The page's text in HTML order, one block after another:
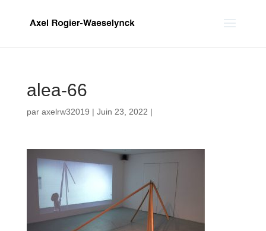
alea-66
par axelrw32019 | Juin 23, 2022 |